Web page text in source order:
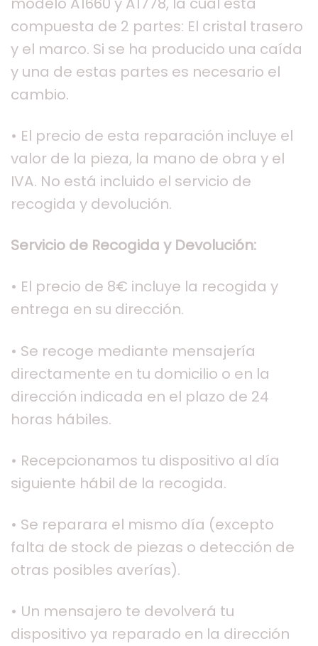
compuesta de 2 partes: El cristal trasero
y el marco. Si se ha producido una caída
y una de estas partes es necesario el
cambio.
• El precio de esta reparación incluye el
valor de la pieza, la mano de obra y el
IVA. No está incluido el servicio de
recogida y devolución.
Servicio de Recogida y Devolución:
• El precio de 8€ incluye la recogida y
entrega en su dirección.
• Se recoge mediante mensajería
directamente en tu domicilio o en la
dirección indicada en el plazo de 24
horas hábiles.
• Recepcionamos tu dispositivo al día
siguiente hábil de la recogida.
• Se reparara el mismo día (excepto
falta de stock de piezas o detección de
otras posibles averías).
• Un mensajero te devolverá tu
dispositivo ya reparado en la dirección